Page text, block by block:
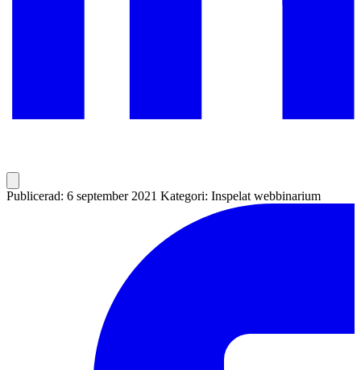
Publicerad: 6 september 2021 Kategori: Inspelat webbinarium